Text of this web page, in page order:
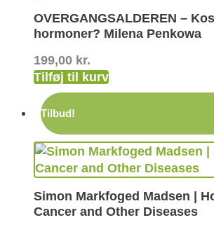
OVERGANGSALDEREN –
hormoner? Milena Penkowa
199,00 kr.
Tilføj til kurv
Tilbud!
Simon Markfoged Madsen |
Cancer and Other Diseases